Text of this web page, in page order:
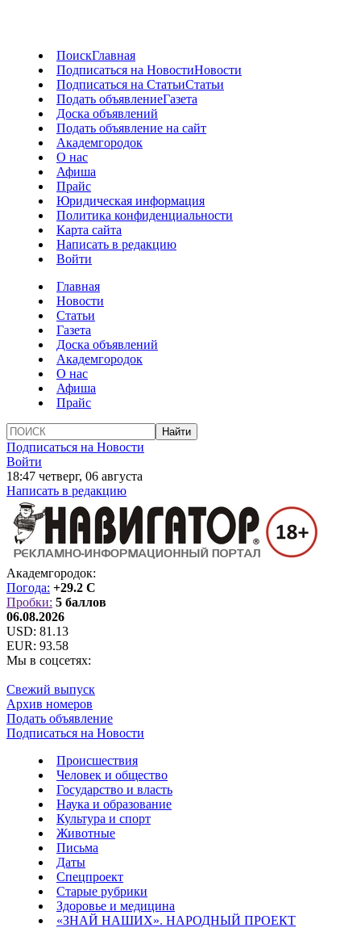
ПоискГлавная
Подписаться на НовостиНовости
Подписаться на СтатьиСтатьи
Подать объявлениеГазета
Доска объявлений
Подать объявление на сайт
Академгородок
О нас
Афиша
Прайс
Юридическая информация
Политика конфиденциальности
Карта сайта
Написать в редакцию
Войти
Главная
Новости
Статьи
Газета
Доска объявлений
Академгородок
О нас
Афиша
Прайс
Подписаться на Новости
Войти
18:47 четверг, 06 августа
Написать в редакцию
Академгородок:
Погода: +29.2 C
Пробки: 5 баллов
06.08.2026
USD: 81.13
EUR: 93.58
Мы в соцсетях:
Свежий выпуск
Архив номеров
Подать объявление
Подписаться на Новости
Происшествия
Человек и общество
Государство и власть
Наука и образование
Культура и спорт
Животные
Письма
Даты
Спецпроект
Старые рубрики
Здоровье и медицина
«ЗНАЙ НАШИХ». НАРОДНЫЙ ПРОЕКТ